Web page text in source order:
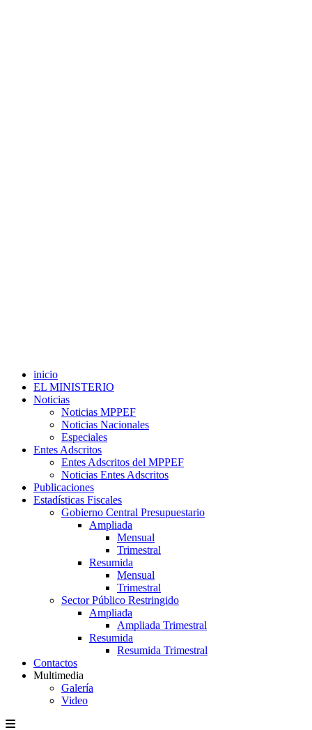
inicio
EL MINISTERIO
Noticias
Noticias MPPEF
Noticias Nacionales
Especiales
Entes Adscritos
Entes Adscritos del MPPEF
Noticias Entes Adscritos
Publicaciones
Estadísticas Fiscales
Gobierno Central Presupuestario
Ampliada
Mensual
Trimestral
Resumida
Mensual
Trimestral
Sector Público Restringido
Ampliada
Ampliada Trimestral
Resumida
Resumida Trimestral
Contactos
Multimedia
Galería
Video